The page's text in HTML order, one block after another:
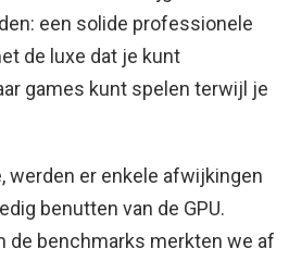
een solide professionele
de luxe dat je kunt
games kunt spelen terwijl je
werden er enkele afwijkingen
benutten van de GPU.
de benchmarks merkten we af